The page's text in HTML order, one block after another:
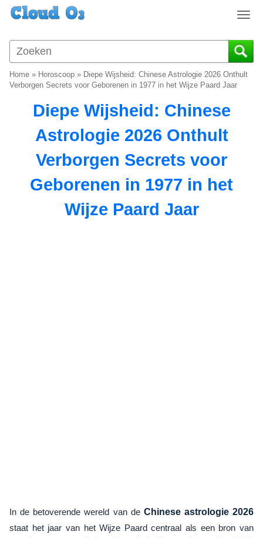
T
g
g
Home » Horoscoop » Diepe Wijsheid: Chinese Astrologie 2026 Onthult
Verborgen Secrets voor Geborenen in 1977 in het Wijze Paard Jaar
Diepe Wijsheid: Chinese
Astrologie 2026 Onthult
Verborgen Secrets voor
Geborenen in 1977 in het
Wijze Paard Jaar
In de betoverende wereld van de Chinese astrologie 2026
staat het jaar van het Wijze Paard centraal als een bron van